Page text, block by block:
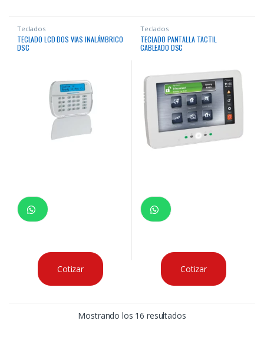
Teclados
TECLADO LCD DOS VIAS INALÁMBRICO
DSC
Cotizar
Teclados
TECLADO PANTALLA TACTIL
CABLEADO DSC
Cotizar
Mostrando los 16 resultados